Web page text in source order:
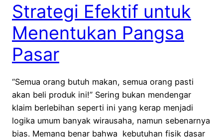
Strategi Efektif untuk
Menentukan Pangsa
Pasar
“Semua orang butuh makan, semua orang pasti
akan beli produk ini!” Sering bukan mendengar
klaim berlebihan seperti ini yang kerap menjadi
logika umum banyak wirausaha, namun sebenarnya
bias. Memang benar bahwa kebutuhan fisik dasar